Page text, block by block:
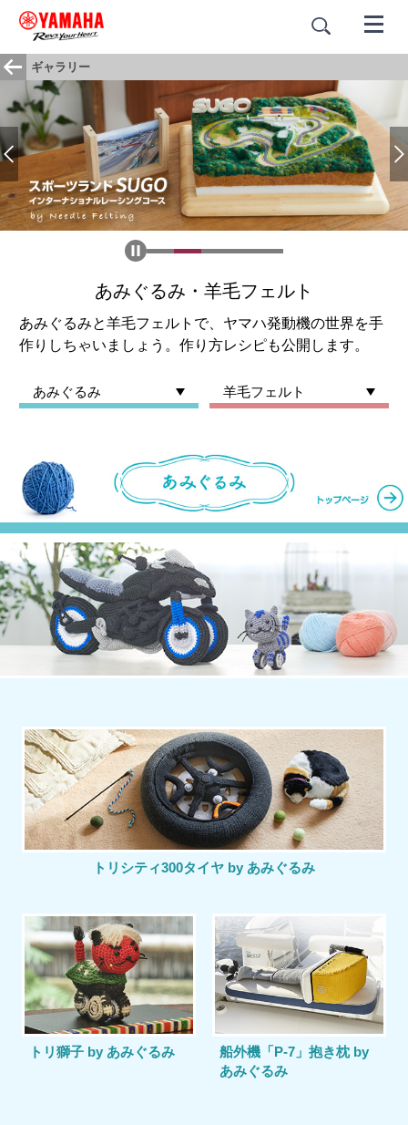
ギャラリー
あみぐるみ・ 羊毛フェルト
あみぐるみと羊毛フェルトで、ヤマハ発動機の世界を手
作りしちゃいましょう。作り方レシピも公開します。
あみぐるみ 羊毛フェルト
トリシティ300タイヤ by あみぐるみ
トリ獅子 by あみぐるみ
船外機「P-7」抱き枕 by
あみぐるみ